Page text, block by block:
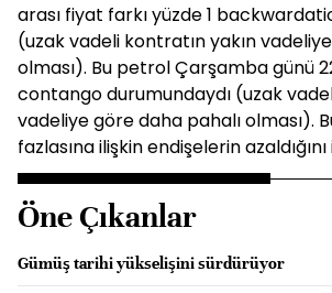
arası fiyat farkı yüzde 1
(uzak vadeli kontratın yakın
olması). Bu petrol Çarşamba günü
contango durumundaydı (uzak
vadeliye göre daha pahalı olması).
fazlasına ilişkin endişelerin
Öne Çıkanlar
Gümüş tarihi yükselişini sürdürüyor